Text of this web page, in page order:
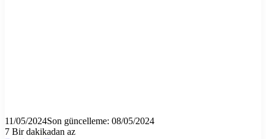
11/05/2024Son güncelleme: 08/05/2024
7 Bir dakikadan az